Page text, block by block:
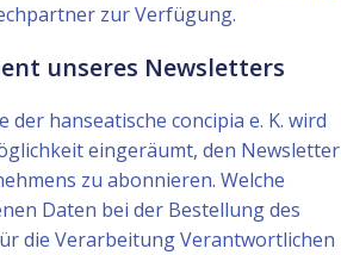
zur Verfügung.
unseres Newsletters
hanseatische concipia e. K. wird
eingeräumt, den Newsletter
zu abonnieren. Welche
Daten bei der Bestellung des
die Verarbeitung Verantwortlichen